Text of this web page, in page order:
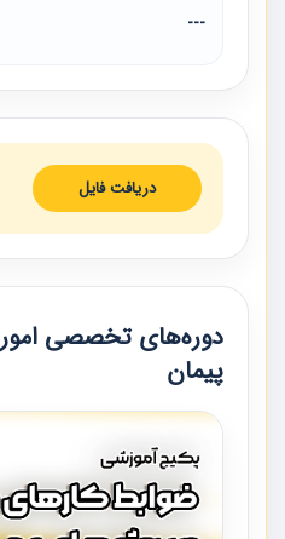
---
دریافت فایل
دوره‌های تخصصی امور
پیمان